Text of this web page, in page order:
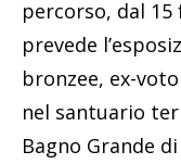
percorso, dal
prevede
bronzee, ex-
nel santuario
Bagno Grande